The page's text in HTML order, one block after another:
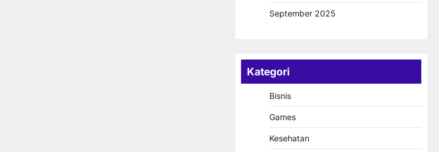
September 2025
Kategori
Bisnis
Games
Kesehatan